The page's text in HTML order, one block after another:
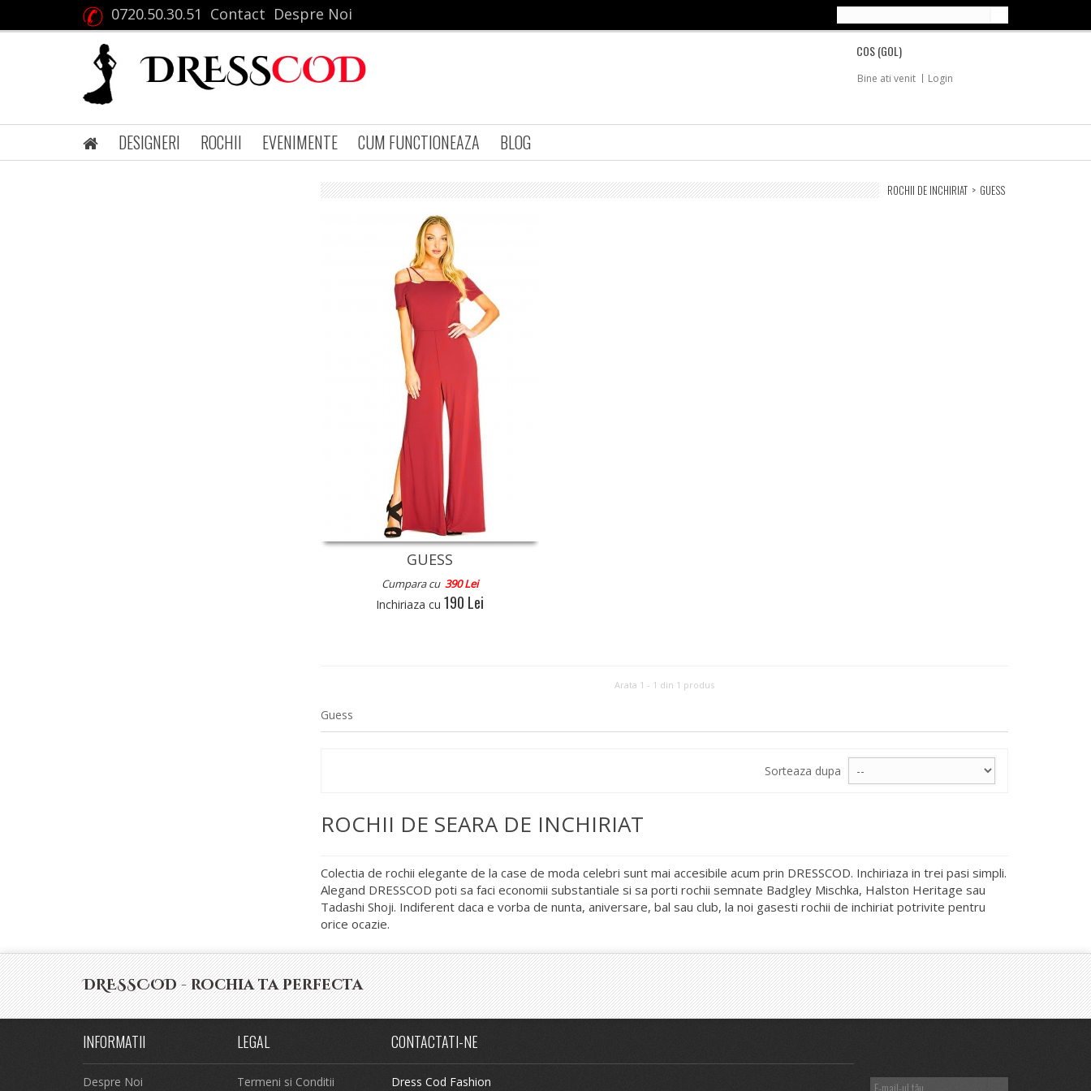
0720.50.30.51 Contact Despre Noi
COS(GOL)
Bine ati venit Login
DESIGNERI ROCHII EVENIMENTE CUM FUNCTIONEAZA BLOG
ROCHII DE INCHIRIAT > GUESS
GUESS
Cumpara cu 390 Lei
Inchiriaza cu 190 Lei
Arata 1 - 1 din 1 produs
Guess
Sorteaza dupa
ROCHII DE SEARA DE INCHIRIAT
Colectia de rochii elegante de la case de moda celebri sunt mai accesibile acum prin DRESSCOD. Inchiriaza in trei pasi simpli.
Alegand DRESSCOD poti sa faci economii substantiale si sa porti rochii semnate Badgley Mischka, Halston Heritage sau
Tadashi Shoji. Indiferent daca e vorba de nunta, aniversare, bal sau club, la noi gasesti rochii de inchiriat potrivite pentru
orice ocazie.
DRESSCOD - rochia ta perfecta
INFORMATII
Despre Noi
LEGAL
Termeni si Conditii
CONTACTATI-NE
Dress Cod Fashion